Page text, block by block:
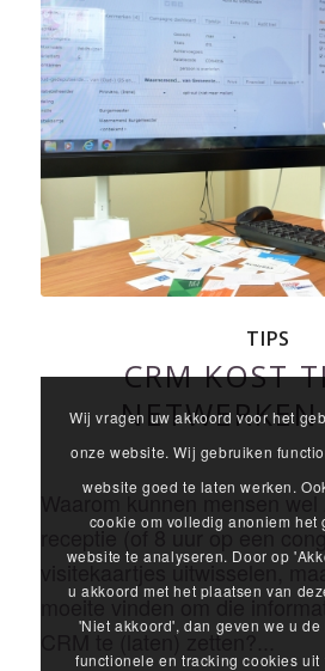
TIPS
CRM KOST
Waarom kunnen mensen
receptie (of 8 uur op een
visitekaartjes uitwisselen,
moeite vinden om die
CRM te (laten) zetten?...
Wij vragen uw akkoord voor het
onze website. Wij gebruiken
website goed te laten werken.
cookie om volledig anoniem het
website te analyseren. Door op
u akkoord met het plaatsen van
'Niet akkoord', dan geven we u
functionele en tracking cookies